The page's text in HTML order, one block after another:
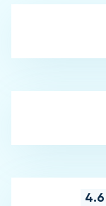
4.6